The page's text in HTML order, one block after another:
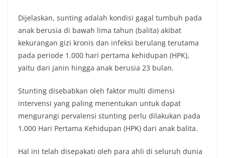
Dijelaskan, sunting adalah kondisi gagal tumbuh pada
anak berusia di bawah lima tahun (balita) akibat
kekurangan gizi kronis dan infeksi berulang terutama
pada periode 1.000 hari pertama kehidupan (HPK),
yaitu dari janin hingga anak berusia 23 bulan.
Stunting disebabkan oleh faktor multi dimensi
intervensi yang paling menentukan untuk dapat
mengurangi pervalensi stunting perlu dilakukan pada
1.000 Hari Pertama Kehidupan (HPK) dari anak balita.
Hal ini telah disepakati oleh para ahli di seluruh dunia